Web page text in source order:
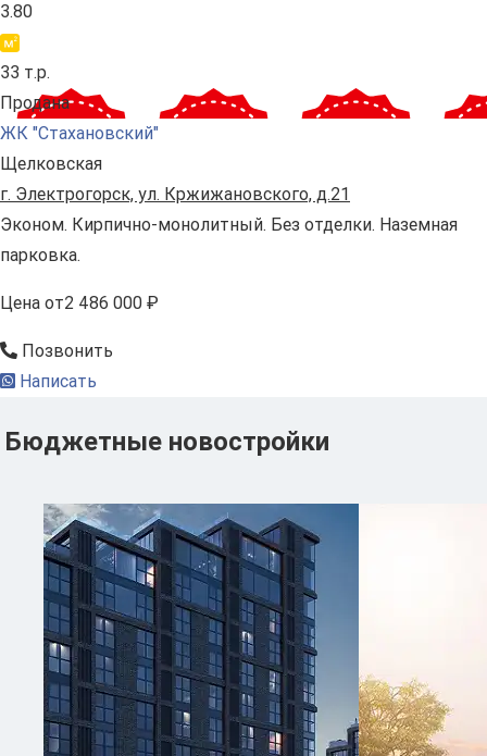
3.80
33 т.р.
Продана
ЖК "Стахановский"
Щелковская
г. Электрогорск, ул. Кржижановского, д.21
Эконом. Кирпично-монолитный. Без отделки. Наземная
парковка.
Цена от2 486 000 ₽
Позвонить
Написать
Бюджетные новостройки